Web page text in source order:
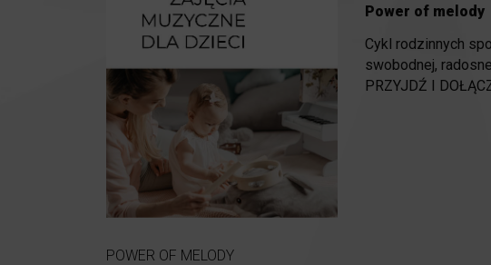
Power of melody
Cykl rodzinnych
swobodnej,
PRZYJDŹ I
POWER OF MELODY